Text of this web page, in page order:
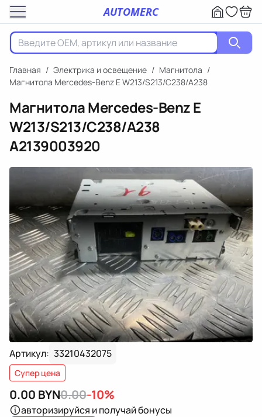
AUTOMERC
Главная / Электрика и освещение / Магнитола /
Магнитола Mercedes-Benz E W213/S213/C238/A238
Магнитола Mercedes-Benz E
W213/S213/C238/A238
A2139003920
Артикул: 33210432075
Супер цена
0.00 BYN0.00-10%
авторизируйся и получай бонусы